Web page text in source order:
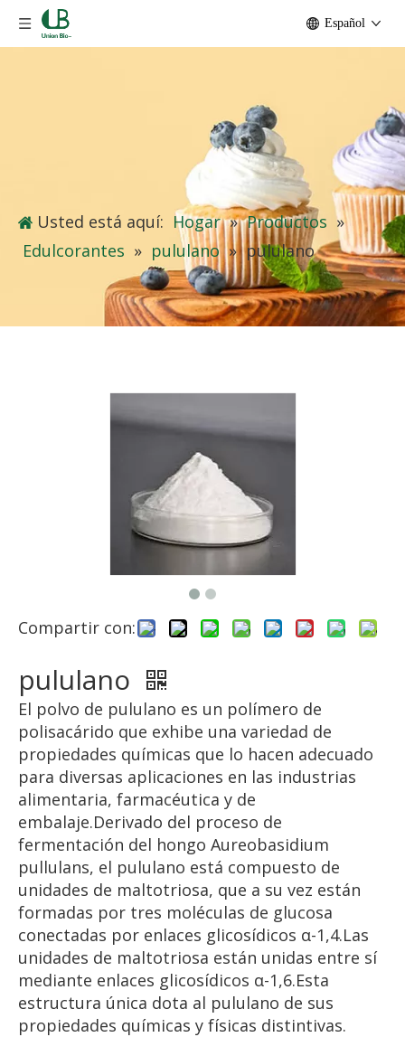
Español
Usted está aquí: Hogar » Productos »
Edulcorantes » pululano » pululano
Compartir con:
pululano
El polvo de pululano es un polímero de
polisacárido que exhibe una variedad de
propiedades químicas que lo hacen adecuado
para diversas aplicaciones en las industrias
alimentaria, farmacéutica y de
embalaje.Derivado del proceso de
fermentación del hongo Aureobasidium
pullulans, el pululano está compuesto de
unidades de maltotriosa, que a su vez están
formadas por tres moléculas de glucosa
conectadas por enlaces glicosídicos α-1,4.Las
unidades de maltotriosa están unidas entre sí
mediante enlaces glicosídicos α-1,6.Esta
estructura única dota al pululano de sus
propiedades químicas y físicas distintivas.